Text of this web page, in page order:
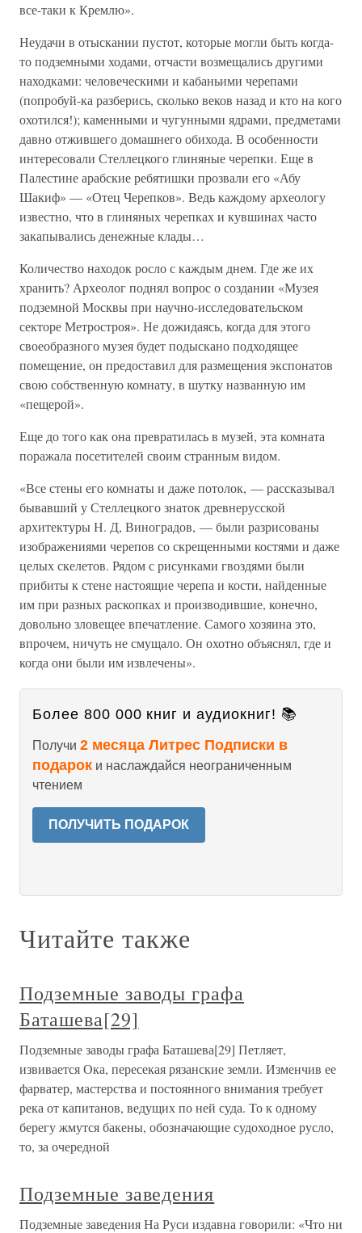
все-таки к Кремлю».
Неудачи в отыскании пустот, которые могли быть когда-
то подземными ходами, отчасти возмещались другими
находками: человеческими и кабаньими черепами
(попробуй-ка разберись, сколько веков назад и кто на кого
охотился!); каменными и чугунными ядрами, предметами
давно отжившего домашнего обихода. В особенности
интересовали Стеллецкого глиняные черепки. Еще в
Палестине арабские ребятишки прозвали его «Абу
Шакиф» — «Отец Черепков». Ведь каждому археологу
известно, что в глиняных черепках и кувшинах часто
закапывались денежные клады…
Количество находок росло с каждым днем. Где же их
хранить? Археолог поднял вопрос о создании «Музея
подземной Москвы при научно-исследовательском
секторе Метростроя». Не дожидаясь, когда для этого
своеобразного музея будет подыскано подходящее
помещение, он предоставил для размещения экспонатов
свою собственную комнату, в шутку названную им
«пещерой».
Еще до того как она превратилась в музей, эта комната
поражала посетителей своим странным видом.
«Все стены его комнаты и даже потолок, — рассказывал
бывавший у Стеллецкого знаток древнерусской
архитектуры Н. Д, Виноградов, — были разрисованы
изображениями черепов со скрещенными костями и даже
целых скелетов. Рядом с рисунками гвоздями были
прибиты к стене настоящие черепа и кости, найденные
им при разных раскопках и производившие, конечно,
довольно зловещее впечатление. Самого хозяина это,
впрочем, ничуть не смущало. Он охотно объяснял, где и
когда они были им извлечены».
Более 800 000 книг и аудиокниг! 📚
Получи 2 месяца Литрес Подписки в
подарок и наслаждайся неограниченным
чтением
ПОЛУЧИТЬ ПОДАРОК
Читайте также
Подземные заводы графа
Баташева[29]
Подземные заводы графа Баташева[29] Петляет,
извивается Ока, пересекая рязанские земли. Изменчив ее
фарватер, мастерства и постоянного внимания требует
река от капитанов, ведущих по ней суда. То к одному
берегу жмутся бакены, обозначающие судоходное русло,
то, за очередной
Подземные заведения
Подземные заведения На Руси издавна говорили: «Что ни